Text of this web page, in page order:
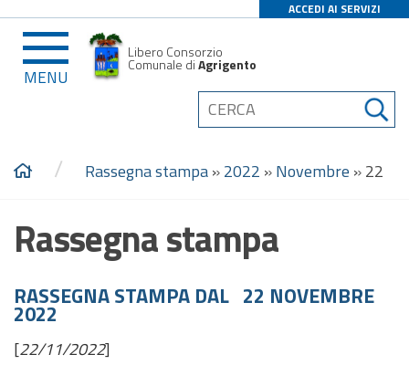
ACCEDI AI SERVIZI
MENU
Libero Consorzio
Comunale diAgrigento
/ Rassegna stampa»2022 »Novembre »22
Rassegna stampa
RASSEGNA STAMPA DAL 22 NOVEMBRE
2022
[22/11/2022]